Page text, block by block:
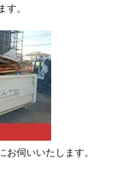
す。
お伺いいたします。